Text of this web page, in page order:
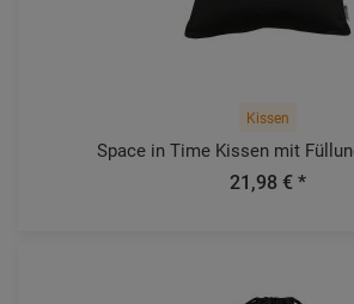
Kissen
Space in Time Kissen mit
21,98 € *